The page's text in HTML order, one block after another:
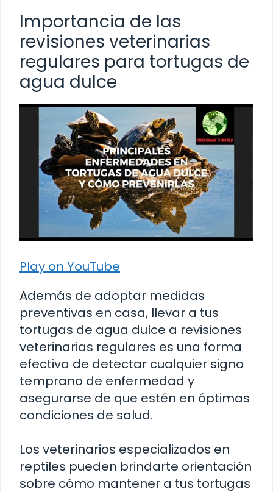
Importancia de las
revisiones veterinarias
regulares para tortugas de
agua dulce
Play on YouTube
Además de adoptar medidas
preventivas en casa, llevar a tus
tortugas de agua dulce a revisiones
veterinarias regulares es una forma
efectiva de detectar cualquier signo
temprano de enfermedad y
asegurarse de que estén en óptimas
condiciones de salud.
Los veterinarios especializados en
reptiles pueden brindarte orientación
sobre cómo mantener a tus tortugas